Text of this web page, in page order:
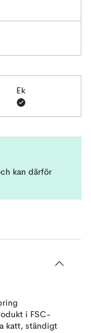
Ek
kan därför
i FSC-
katt, ständigt